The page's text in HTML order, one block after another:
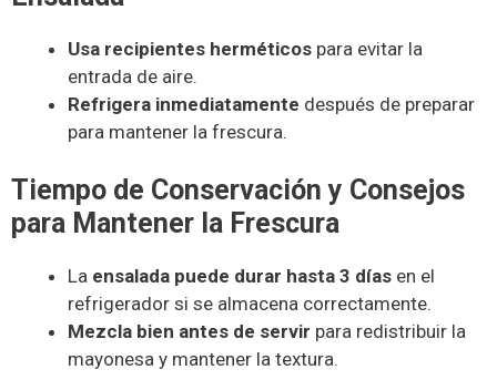
Usa recipientes herméticos para evitar la
entrada de aire.
Refrigera inmediatamente después de preparar
para mantener la frescura.
Tiempo de Conservación y Consejos
para Mantener la Frescura
La ensalada puede durar hasta 3 días en el
refrigerador si se almacena correctamente.
Mezcla bien antes de servir para redistribuir la
mayonesa y mantener la textura.